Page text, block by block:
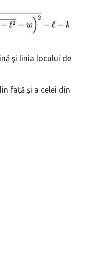
şi linia locului de
faţă şi a celei din